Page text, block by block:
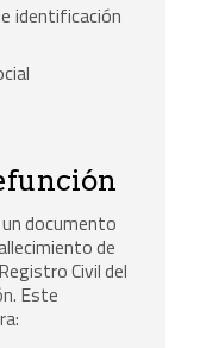
identificación
documento
de
Civil del
Este